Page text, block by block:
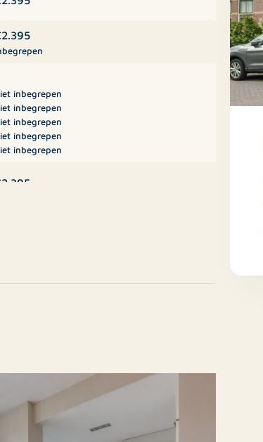
waarvan een met een balkon.
van ligbad, douche en wastafel.
aansluiting en CV opstelling.
inbegrepen
inbegrepen
inbegrepen
inbegrepen
inbegrepen